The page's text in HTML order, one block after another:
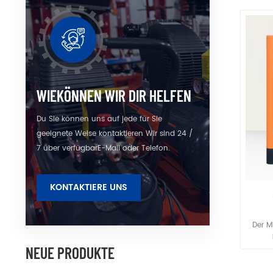
WIEKÖNNEN WIR DIR HELFEN
Du Sie können uns auf jede für Sie
geeignete Weise kontaktieren Wir sind 24 /
7 über verfügbarE-Mail oder Telefon.
KONTAKTIERE UNS
NEUE PRODUKTE
Der